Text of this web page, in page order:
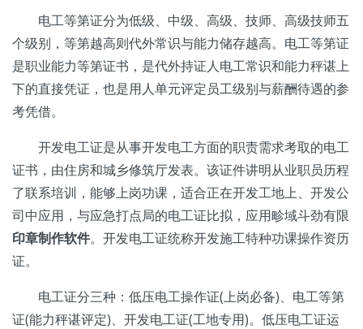
电工等第证分为低级、中级、高级、技师、高级技师五
个级别，等第越高则代外常识与能力储存越高。电工等第证
是职业能力等第证书，是代外持证人电工常识和能力秤谌上
下的直接凭证，也是用人单元评定员工级别与薪酬待遇的参
考凭借。
开发电工证是从事开发电工方面的职责需求考取的电工
证书，由住房和城乡修筑厅发表。该证件讲明从业职员历程
了联系培训，能够上岗功课，适合正在开发工地上、开发公
司中应用，与应急打点局的电工证比拟，应用畛域斗劲有限
印章制作软件。开发电工证统称开发施工特种功课操作资历
证。
电工证分三种：低压电工操作证(上岗必备)、电工等第
证(能力秤谌评定)、开发电工证(工地专用)。低压电工证运